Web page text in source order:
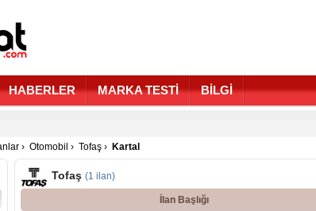
HABERLER MARKA TESTİ BİLGİ
› Otomobil › Tofaş › Kartal
Tofaş (1 ilan)
İlan Başlığı